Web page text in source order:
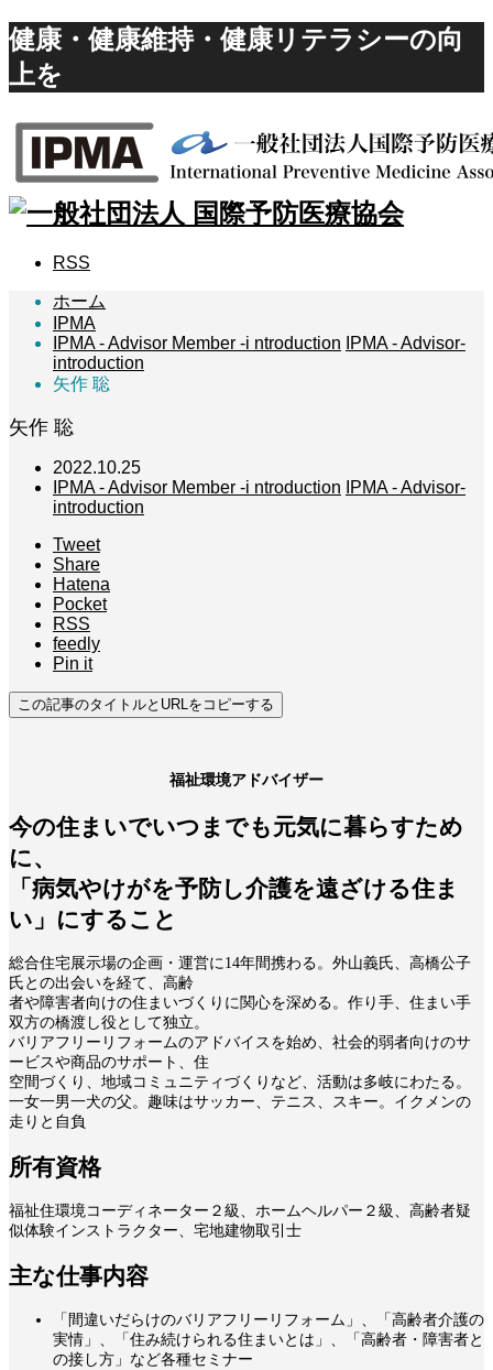
健康・健康維持・健康リテラシーの向
上を
RSS
ホーム
IPMA
IPMA - Advisor Member -i ntroduction
IPMA - Advisor-
introduction
矢作 聡
矢作 聡
2022.10.25
IPMA - Advisor Member -i ntroduction
IPMA - Advisor-
introduction
Tweet
Share
Hatena
Pocket
RSS
feedly
Pin it
この記事のタイトルとURLをコピーする
福祉環境アドバイザー
今の住まいでいつまでも元気に暮らすため
に、
「病気やけがを予防し介護を遠ざける住ま
い」にすること
総合住宅展示場の企画・運営に14年間携わる。外山義氏、高橋公子
氏との出会いを経て、高齢
者や障害者向けの住まいづくりに関心を深める。作り手、住まい手
双方の橋渡し役として独立。
バリアフリーリフォームのアドバイスを始め、社会的弱者向けのサ
ービスや商品のサポート、住
空間づくり、地域コミュニティづくりなど、活動は多岐にわたる。
一女一男一犬の父。趣味はサッカー、テニス、スキー。イクメンの
走りと自負
所有資格
福祉住環境コーディネーター２級、ホームヘルパー２級、高齢者疑
似体験インストラクター、宅地建物取引士
主な仕事内容
「間違いだらけのバリアフリーリフォーム」、「高齢者介護の
実情」、「住み続けられる住まいとは」、「高齢者・障害者と
の接し方」など各種セミナー